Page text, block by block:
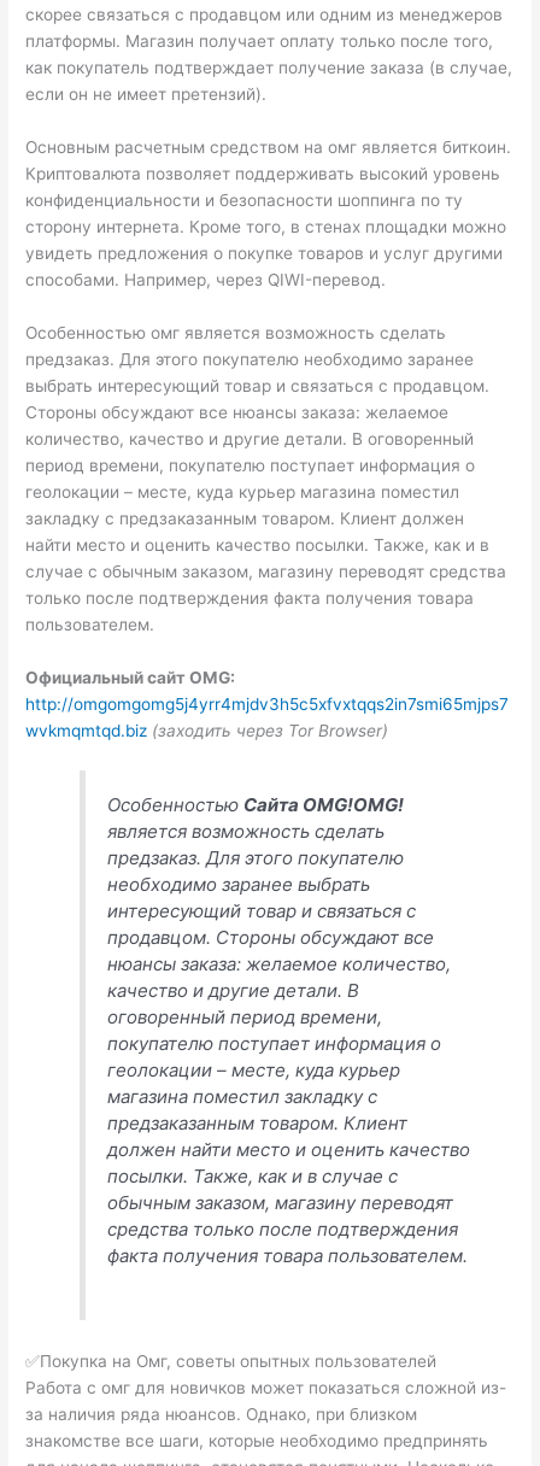
скорее связаться с продавцом или одним из менеджеров
платформы. Магазин получает оплату только после того,
как покупатель подтверждает получение заказа (в случае,
если он не имеет претензий).
Основным расчетным средством на омг является биткоин.
Криптовалюта позволяет поддерживать высокий уровень
конфиденциальности и безопасности шоппинга по ту
сторону интернета. Кроме того, в стенах площадки можно
увидеть предложения о покупке товаров и услуг другими
способами. Например, через QIWI-перевод.
Особенностью омг является возможность сделать
предзаказ. Для этого покупателю необходимо заранее
выбрать интересующий товар и связаться с продавцом.
Стороны обсуждают все нюансы заказа: желаемое
количество, качество и другие детали. В оговоренный
период времени, покупателю поступает информация о
геолокации – месте, куда курьер магазина поместил
закладку с предзаказанным товаром. Клиент должен
найти место и оценить качество посылки. Также, как и в
случае с обычным заказом, магазину переводят средства
только после подтверждения факта получения товара
пользователем.
Официальный сайт OMG:
http://omgomgomg5j4yrr4mjdv3h5c5xfvxtqqs2in7smi65mjps7
wvkmqmtqd.biz (заходить через Tor Browser)
Особенностью Сайта OMG!OMG!
является возможность сделать
предзаказ. Для этого покупателю
необходимо заранее выбрать
интересующий товар и связаться с
продавцом. Стороны обсуждают все
нюансы заказа: желаемое количество,
качество и другие детали. В
оговоренный период времени,
покупателю поступает информация о
геолокации – месте, куда курьер
магазина поместил закладку с
предзаказанным товаром. Клиент
должен найти место и оценить качество
посылки. Также, как и в случае с
обычным заказом, магазину переводят
средства только после подтверждения
факта получения товара пользователем.
✅Покупка на Омг, советы опытных пользователей
Работа с омг для новичков может показаться сложной из-
за наличия ряда нюансов. Однако, при близком
знакомстве все шаги, которые необходимо предпринять